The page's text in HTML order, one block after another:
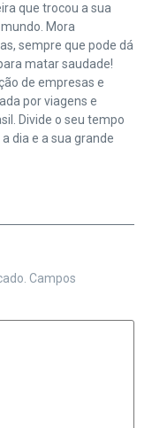
que trocou a sua
Mora
sempre que pode dá
matar saudade!
de empresas e
por viagens e
Divide o seu tempo
dia e a sua grande
Campos